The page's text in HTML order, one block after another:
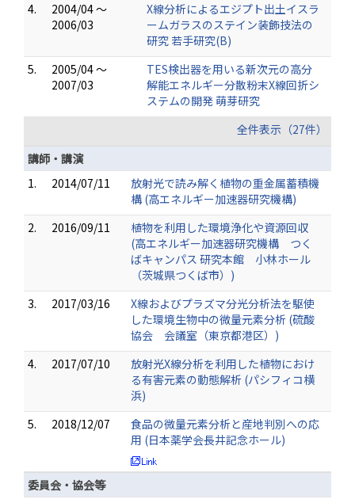
4.
2004/04 ～
2006/03
X線分析によるエジプト出土イスラ
ームガラスのステイン装飾技法の
研究 若手研究(B)
5.
2005/04 ～
2007/03
TES検出器を用いる新次元の高分
解能エネルギー分散粉末X線回折シ
ステムの開発 萌芽研究
全件表示（27件）
講師・講演
1.
2014/07/11
放射光で読み解く植物の重金属蓄積機
構 (高エネルギー加速器研究機構)
2.
2016/09/11
植物を利用した環境浄化や資源回収
(高エネルギー加速器研究機構 つく
ばキャンパス 研究本館 小林ホール
（茨城県つくば市）)
3.
2017/03/16
X線およびプラズマ分光分析法を駆使
した環境生物中の微量元素分析 (硫酸
協会 会議室（東京都港区）)
4.
2017/07/10
放射光X線分析を利用した植物におけ
る有害元素の動態解析 (パシフィコ横
浜)
5.
2018/12/07
食品の微量元素分析と産地判別への応
用 (日本薬学会長井記念ホール)
委員会・協会等